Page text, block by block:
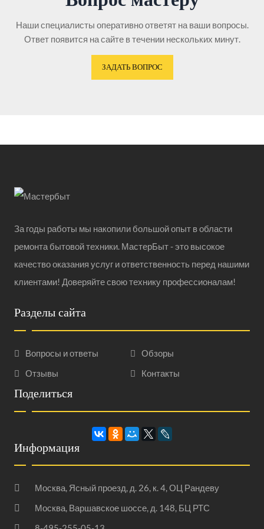
Наши специалисты оперативно ответят на ваши вопросы.
Ответ появится на сайте в течении нескольких минут.
ЗАДАТЬ ВОПРОС
За годы работы мы накопили большой опыт в области
ремонта бытовой техники. МастерБыт - это высокое
качество оказания услуг и ответственность перед нашими
клиентами! Доверяйте свою технику профессионалам!
Разделы сайта
Вопросы и ответы
Обзоры
Отзывы
Контакты
Поделиться
Информация
Москва, Ясный проезд, д. 26, к. 4, ОЦ Рандеву
Москва, Варшавское шоссе, д. 148, БЦ РТС